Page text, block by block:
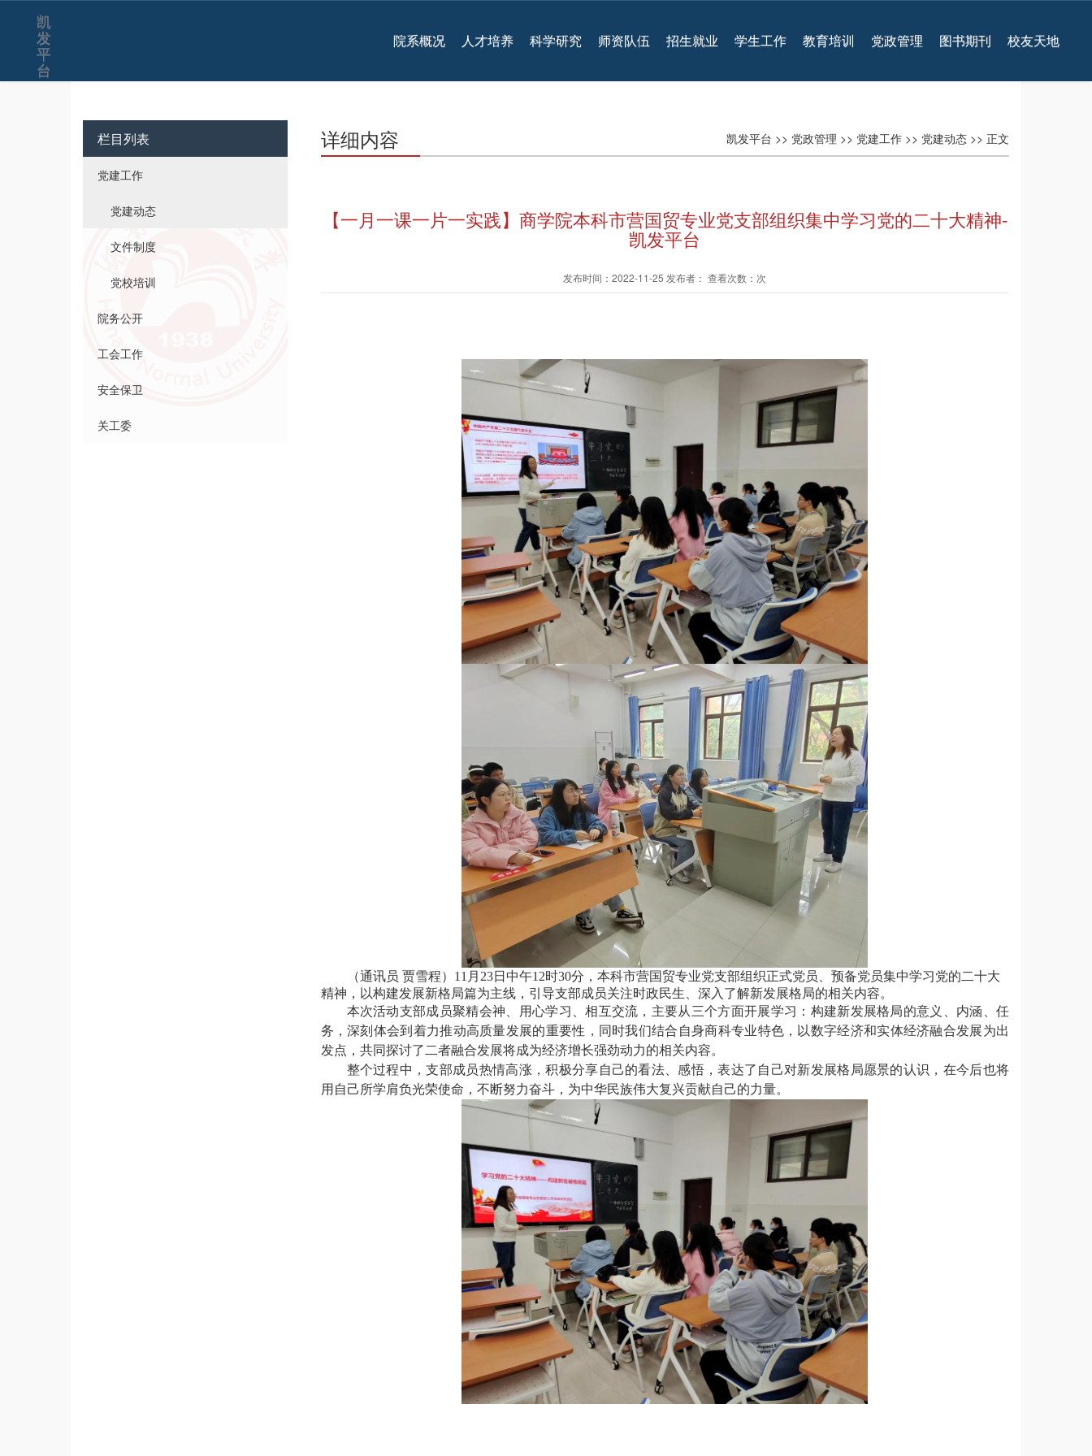
凯
发
平
台
院系概况 人才培养 科学研究 师资队伍 招生就业 学生工作 教育培训 党政管理 图书期刊 校友天地
栏目列表
党建工作
党建动态
文件制度
党校培训
院务公开
工会工作
安全保卫
关工委
凯发平台 >> 党政管理 >> 党建工作 >> 党建动态 >> 正文
详细内容
【一月一课一片一实践】商学院本科市营国贸专业党支部组织集中学习党的二十大精神-
凯发平台
发布时间：2022-11-25 发布者： 查看次数：次
（通讯员 贾雪程）11月23日中午12时30分，本科市营国贸专业党支部组织正式党员、预备党员集中学习党的二十大
精神，以构建发展新格局篇为主线，引导支部成员关注时政民生、深入了解新发展格局的相关内容。
本次活动支部成员聚精会神、用心学习、相互交流，主要从三个方面开展学习：构建新发展格局的意义、内涵、任
务，深刻体会到着力推动高质量发展的重要性，同时我们结合自身商科专业特色，以数字经济和实体经济融合发展为出
发点，共同探讨了二者融合发展将成为经济增长强劲动力的相关内容。
整个过程中，支部成员热情高涨，积极分享自己的看法、感悟，表达了自己对新发展格局愿景的认识，在今后也将
用自己所学肩负光荣使命，不断努力奋斗，为中华民族伟大复兴贡献自己的力量。